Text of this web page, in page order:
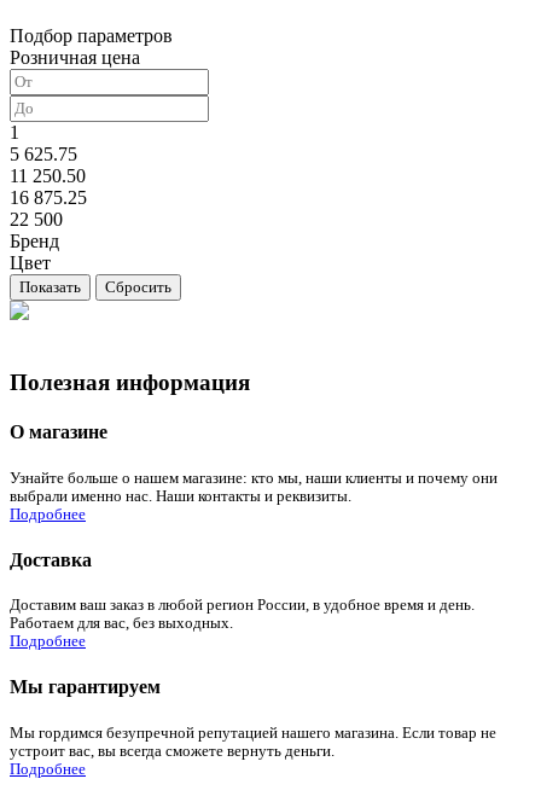
Подбор параметров
Розничная цена
1
5 625.75
11 250.50
16 875.25
22 500
Бренд
Цвет
Полезная информация
О магазине
Узнайте больше о нашем магазине: кто мы, наши клиенты и почему они
выбрали именно нас. Наши контакты и реквизиты.
Подробнее
Доставка
Доставим ваш заказ в любой регион России, в удобное время и день.
Работаем для вас, без выходных.
Подробнее
Мы гарантируем
Мы гордимся безупречной репутацией нашего магазина. Если товар не
устроит вас, вы всегда сможете вернуть деньги.
Подробнее